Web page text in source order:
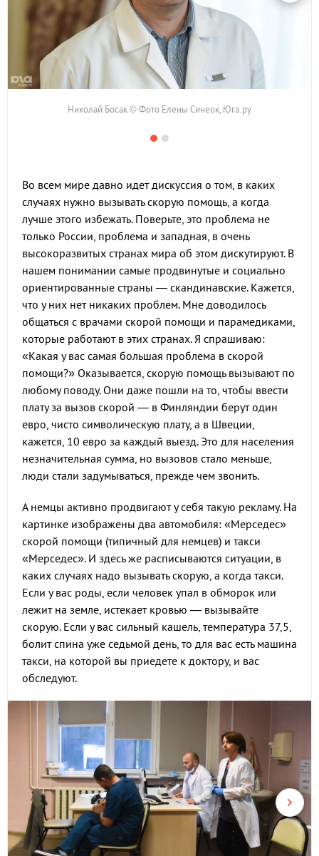
Николай Босак © Фото Елены Синеок, Юга.ру
Во всем мире давно идет дискуссия о том, в каких
случаях нужно вызывать скорую помощь, а когда
лучше этого избежать. Поверьте, это проблема не
только России, проблема и западная, в очень
высокоразвитых странах мира об этом дискутируют. В
нашем понимании самые продвинутые и социально
ориентированные страны — скандинавские. Кажется,
что у них нет никаких проблем. Мне доводилось
общаться с врачами скорой помощи и парамедиками,
которые работают в этих странах. Я спрашиваю:
«Какая у вас самая большая проблема в скорой
помощи?» Оказывается, скорую помощь вызывают по
любому поводу. Они даже пошли на то, чтобы ввести
плату за вызов скорой — в Финляндии берут один
евро, чисто символическую плату, а в Швеции,
кажется, 10 евро за каждый выезд. Это для населения
незначительная сумма, но вызовов стало меньше,
люди стали задумываться, прежде чем звонить.
А немцы активно продвигают у себя такую рекламу. На
картинке изображены два автомобиля: «Мерседес»
скорой помощи (типичный для немцев) и такси
«Мерседес». И здесь же расписываются ситуации, в
каких случаях надо вызывать скорую, а когда такси.
Если у вас роды, если человек упал в обморок или
лежит на земле, истекает кровью — вызывайте
скорую. Если у вас сильный кашель, температура 37,5,
болит спина уже седьмой день, то для вас есть машина
такси, на которой вы приедете к доктору, и вас
обследуют.